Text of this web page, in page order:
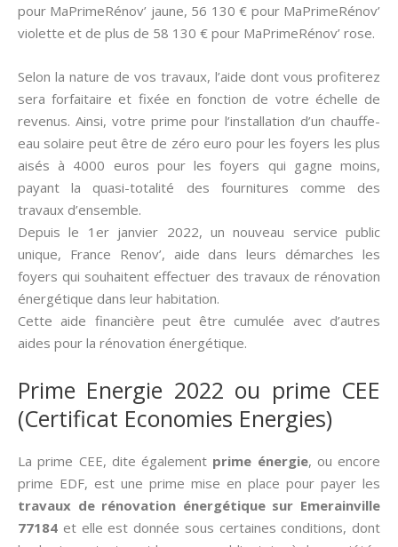
pour MaPrimeRénov’ jaune, 56 130 € pour MaPrimeRénov’
violette et de plus de 58 130 € pour MaPrimeRénov’ rose.
Selon la nature de vos travaux, l’aide dont vous profiterez
sera forfaitaire et fixée en fonction de votre échelle de
revenus. Ainsi, votre prime pour l’installation d’un chauffe-
eau solaire peut être de zéro euro pour les foyers les plus
aisés à 4000 euros pour les foyers qui gagne moins,
payant la quasi-totalité des fournitures comme des
travaux d’ensemble.
Depuis le 1er janvier 2022, un nouveau service public
unique, France Renov’, aide dans leurs démarches les
foyers qui souhaitent effectuer des travaux de rénovation
énergétique dans leur habitation.
Cette aide financière peut être cumulée avec d’autres
aides pour la rénovation énergétique.
Prime Energie 2022 ou prime CEE
(Certificat Economies Energies)
La prime CEE, dite également prime énergie, ou encore
prime EDF, est une prime mise en place pour payer les
travaux de rénovation énergétique sur Emerainville
77184 et elle est donnée sous certaines conditions, dont